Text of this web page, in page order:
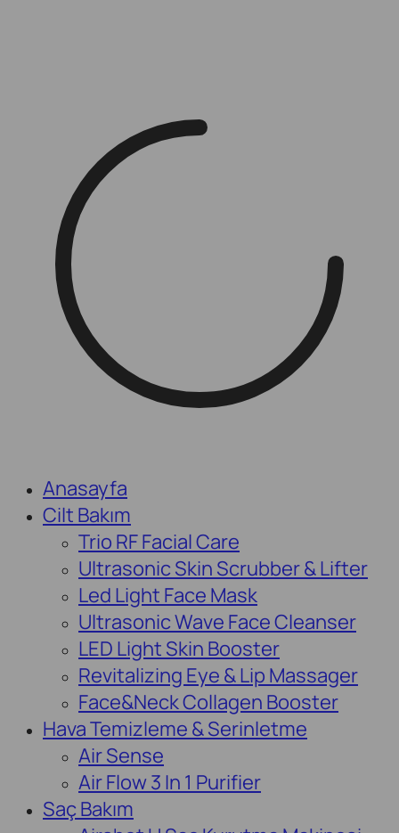
Anasayfa
Cilt Bakım
Trio RF Facial Care
Ultrasonic Skin Scrubber & Lifter
Led Light Face Mask
Ultrasonic Wave Face Cleanser
LED Light Skin Booster
Revitalizing Eye & Lip Massager
Face&Neck Collagen Booster
Hava Temizleme & Serinletme
Air Sense
Air Flow 3 In 1 Purifier
Saç Bakım